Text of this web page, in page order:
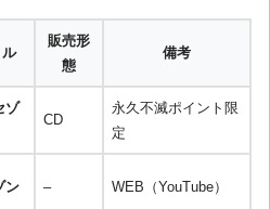
販売形
態
備考
ゾ
CD
永久不滅ポイント限
定
ン – WEB（YouTube）